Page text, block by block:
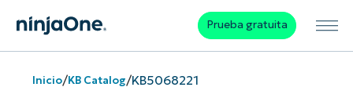
Prueba gratuita
Inicio/KB Catalog/KB5068221